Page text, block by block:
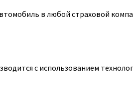
в любой страховой
с использованием